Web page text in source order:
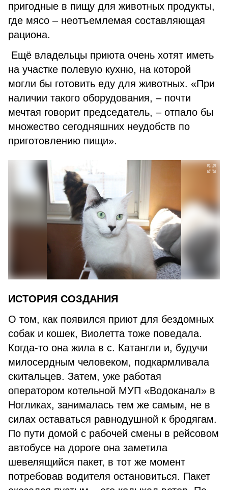
пригодные в пищу для животных продукты,
где мясо – неотъемлемая составляющая
рациона.
Ещё владельцы приюта очень хотят иметь
на участке полевую кухню, на которой
могли бы готовить еду для животных. «При
наличии такого оборудования, – почти
мечтая говорит председатель, – отпало бы
множество сегодняшних неудобств по
приготовлению пищи».
ИСТОРИЯ СОЗДАНИЯ
О том, как появился приют для бездомных
собак и кошек, Виолетта тоже поведала.
Когда-то она жила в с. Катангли и, будучи
милосердным человеком, подкармливала
скитальцев. Затем, уже работая
оператором котельной МУП «Водоканал» в
Ногликах, занималась тем же самым, не в
силах оставаться равнодушной к бродягам.
По пути домой с рабочей смены в рейсовом
автобусе на дороге она заметила
шевелящийся пакет, в тот же момент
потребовав водителя остановиться. Пакет